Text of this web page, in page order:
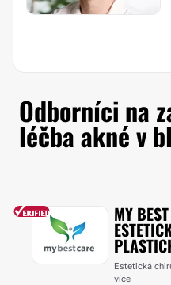
Odborníci na
léčba akné v
MY
Estetická
více